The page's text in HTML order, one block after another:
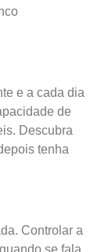
e a cada dia
de
Descubra
tenha
Controlar a
se fala